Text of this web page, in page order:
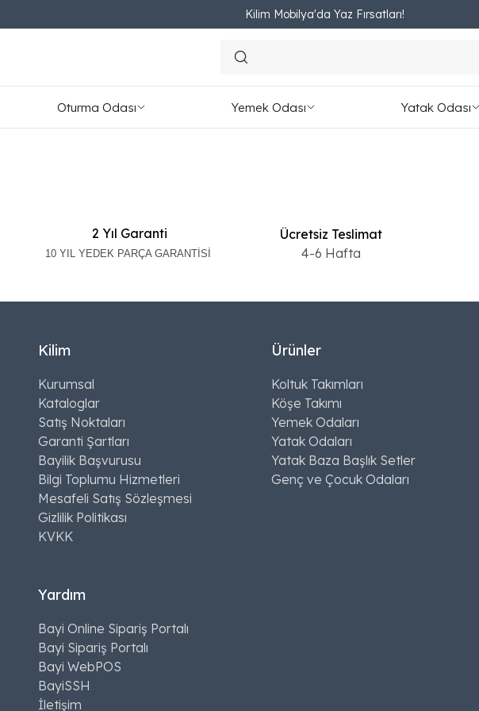
Kilim Mobilya'da Yaz Fırsatları!
Oturma Odası Yemek Odası Yatak Odası
2 Yıl Garanti
10 YIL YEDEK PARÇA GARANTİSİ
Ücretsiz Teslimat
4-6 Hafta
Kilim
Kurumsal
Kataloglar
Satış Noktaları
Garanti Şartları
Bayilik Başvurusu
Bilgi Toplumu Hizmetleri
Mesafeli Satış Sözleşmesi
Gizlilik Politikası
KVKK
Ürünler
Koltuk Takımları
Köşe Takımı
Yemek Odaları
Yatak Odaları
Yatak Baza Başlık Setler
Genç ve Çocuk Odaları
Yardım
Bayi Online Sipariş Portalı
Bayi Sipariş Portalı
Bayi WebPOS
BayiSSH
İletişim